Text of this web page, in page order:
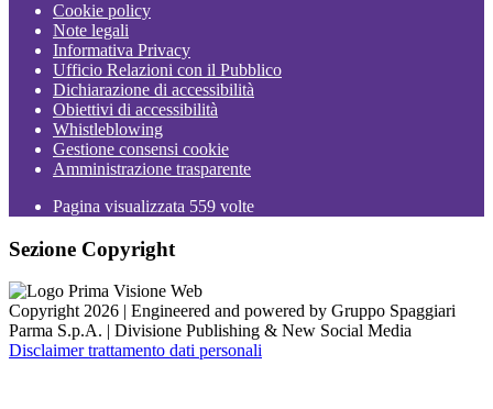
Cookie policy
Note legali
Informativa Privacy
Ufficio Relazioni con il Pubblico
Dichiarazione di accessibilità
Obiettivi di accessibilità
Whistleblowing
Gestione consensi cookie
Amministrazione trasparente
Pagina visualizzata 559 volte
Sezione Copyright
Copyright 2026 | Engineered and powered by Gruppo Spaggiari
Parma S.p.A. | Divisione Publishing & New Social Media
Disclaimer trattamento dati personali